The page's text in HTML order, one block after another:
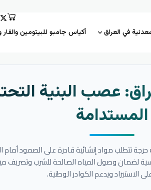
في العراق أكياس جامبو للبيتومين والقار
عصب البنية
المستدامة
حرجة تتطلب مواد إنشائية قادرة على الصمود أمام
لضمان وصول المياه الصالحة للشرب وتصريف
الاستيراد ويدعم الكوادر الوطنية.